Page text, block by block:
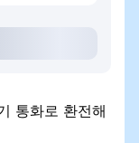
화로 환전해